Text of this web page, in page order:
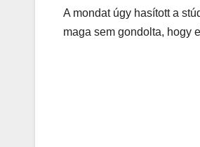
A mondat úgy hasított a
maga sem gondolta, hogy